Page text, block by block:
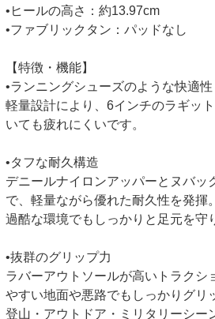
•ヒールの高さ：約13.97cm
•ファブリックタン：パッドなし
【特徴・機能】
•ランニングシューズのような快適性
軽量設計により、6インチのラギッ
いても疲れにくいです。
•タフな耐久構造
デニールナイロンアッパーとヌバッ
で、軽量ながら優れた耐久性を発揮。
過酷な環境でもしっかりと足元を守
•抜群のグリップ力
ラバーアウトソールが高いトラクシ
やすい地面や悪路でもしっかりグリ
登山・アウトドア・ミリタリーシー